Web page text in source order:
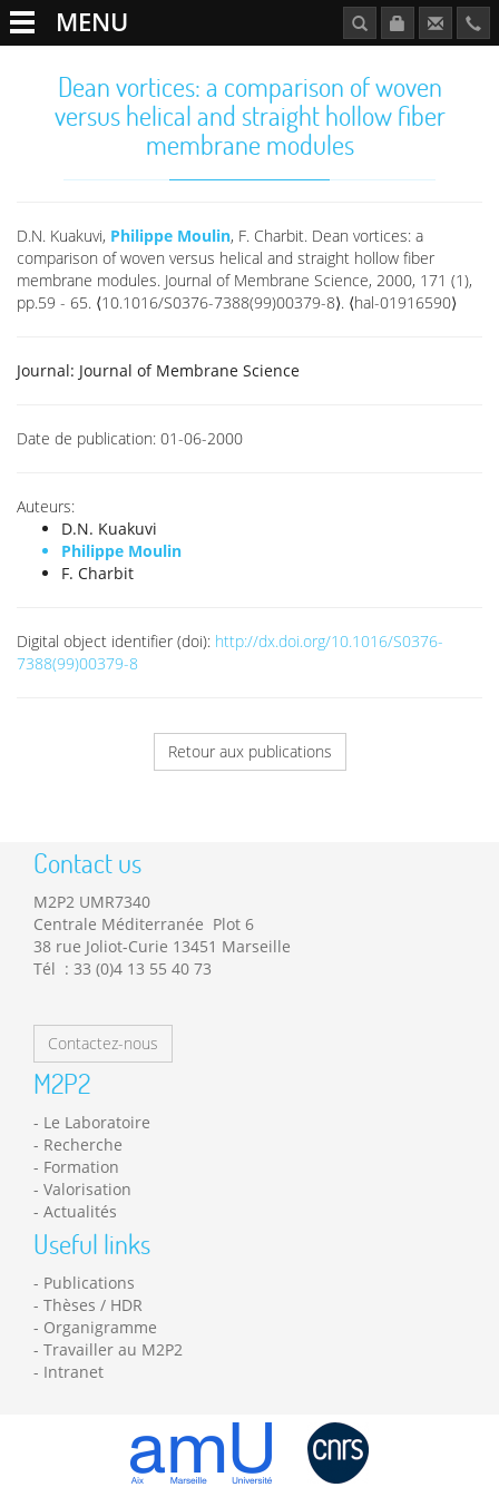
MENU
Dean vortices: a comparison of woven
versus helical and straight hollow fiber
membrane modules
D.N. Kuakuvi, Philippe Moulin, F. Charbit. Dean vortices: a
comparison of woven versus helical and straight hollow fiber
membrane modules. Journal of Membrane Science, 2000, 171 (1),
pp.59 - 65. ⟨10.1016/S0376-7388(99)00379-8⟩. ⟨hal-01916590⟩
Journal: Journal of Membrane Science
Date de publication: 01-06-2000
Auteurs:
D.N. Kuakuvi
Philippe Moulin
F. Charbit
Digital object identifier (doi): http://dx.doi.org/10.1016/S0376-
7388(99)00379-8
Retour aux publications
Contact us
M2P2 UMR7340
Centrale Méditerranée Plot 6
38 rue Joliot-Curie 13451 Marseille
Tél : 33 (0)4 13 55 40 73
Contactez-nous
M2P2
Le Laboratoire
Recherche
Formation
Valorisation
Actualités
Useful links
Publications
Thèses / HDR
Organigramme
Travailler au M2P2
Intranet